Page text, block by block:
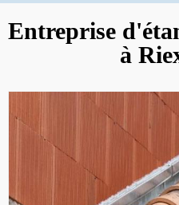
Entreprise
à